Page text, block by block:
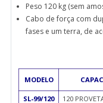
Peso 120 kg (sem
Cabo de força com
fases e um terra, de
MODELO
SL-99/120 120